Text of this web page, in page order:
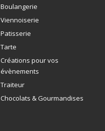
Boulangerie
Viennoiserie
Patisserie
Tarte
Créations pour vos
évènements
Traiteur
Chocolats & Gourmandises